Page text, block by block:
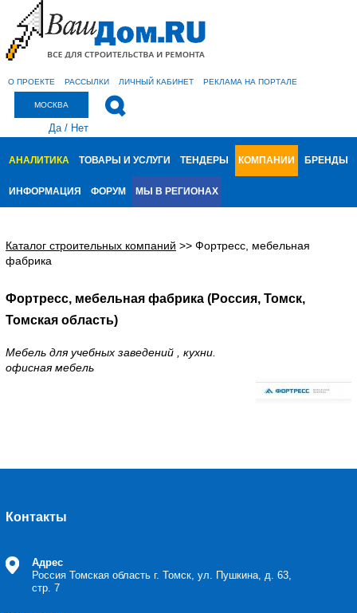
О ПРОЕКТЕ РАССЫЛКИ ЛИЧНЫЙ КАБИНЕТ РЕКЛАМА НА ПОРТАЛЕ
МОСКВА
Да/ Нет
АНАЛИТИКА ТОВАРЫ И УСЛУГИ ТЕНДЕРЫ КОМПАНИИ БРЕНДЫ
ИНФОРМАЦИЯ ФОРУМ МЫ В РЕГИОНАХ
Каталог строительных компаний >> Фортресс, мебельная
фабрика
Фортресс, мебельная фабрика (Россия, Томск,
Томская область)
Мебель для учебных заведений , кухни.
офисная мебель
Контакты
Адрес
Россия Томская область г. Томск, ул. Пушкина, д. 63,
стр. 7